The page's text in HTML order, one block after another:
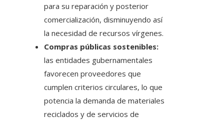
para su reparación y posterior
comercialización, disminuyendo así
la necesidad de recursos vírgenes.
Compras públicas sostenibles:
las entidades gubernamentales
favorecen proveedores que
cumplen criterios circulares, lo que
potencia la demanda de materiales
reciclados y de servicios de